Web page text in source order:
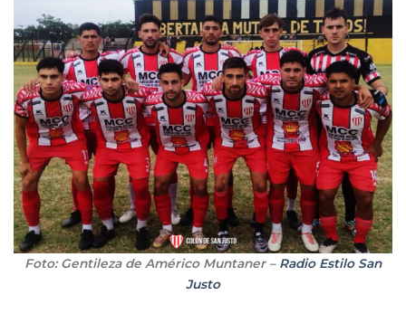
Foto: Gentileza de Américo Muntaner – Radio Estilo San
Justo